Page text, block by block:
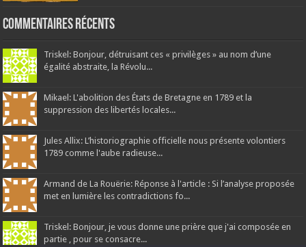
Commentaires récents
Triskel: Bonjour, détruisant ces « privilèges » au nom d’une
égalité abstraite, la Révolu...
Mikael: L'abolition des États de Bretagne en 1789 et la
suppression des libertés locales...
Jules Allix: L’historiographie officielle nous présente volontiers
1789 comme l'aube radieuse...
Armand de La Rouërie: Réponse à l'article : Si l’analyse proposée
met en lumière les contradictions fo...
Triskel: Bonjour, je vous donne une prière que j'ai composée en
partie , pour se consacre...